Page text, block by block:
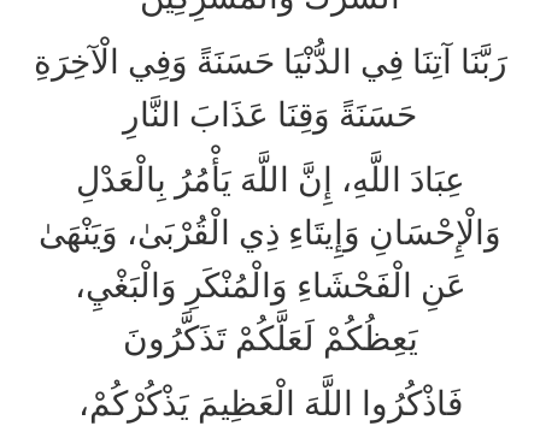
رَبَّنَا آتِنَا فِي الدُّنْيَا حَسَنَةً وَفِي الْآخِرَةِ
حَسَنَةً وَقِنَا عَذَابَ النَّارِ
عِبَادَ اللَّهِ، إِنَّ اللَّهَ يَأْمُرُ بِالْعَدْلِ
وَالْإِحْسَانِ وَإِيتَاءِ ذِي الْقُرْبَىٰ، وَيَنْهَىٰ
عَنِ الْفَحْشَاءِ وَالْمُنْكَرِ وَالْبَغْيِ،
يَعِظُكُمْ لَعَلَّكُمْ تَذَكَّرُونَ
فَاذْكُرُوا اللَّهَ الْعَظِيمَ يَذْكُرْكُمْ،